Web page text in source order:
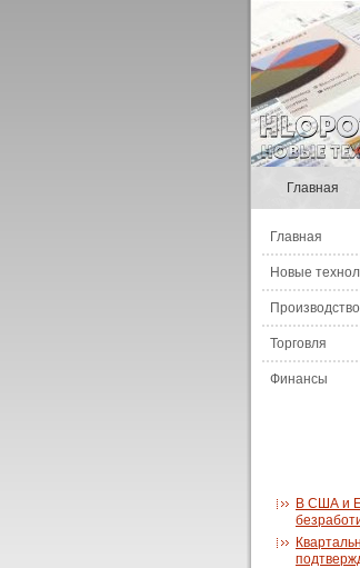
Главная
Главная
Новые
Производство
Торговля
Финансы
В США и